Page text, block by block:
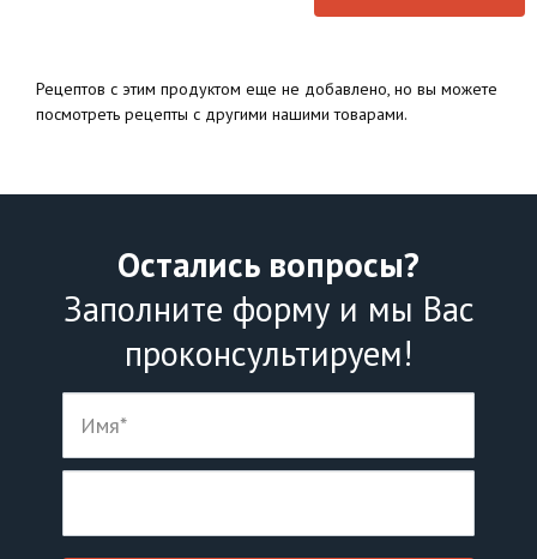
Рецептов с этим продуктом еще не добавлено, но вы можете
посмотреть рецепты с другими нашими товарами.
Остались вопросы?
Заполните форму и мы Вас
проконсультируем!